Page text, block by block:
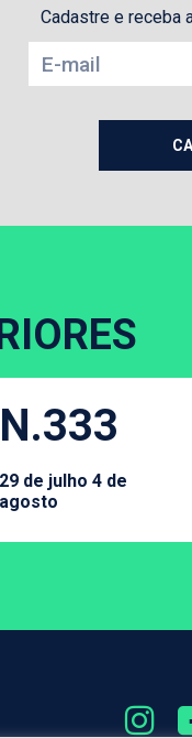
Cadastre e receba
N.333
29 de julho 4 de
agosto